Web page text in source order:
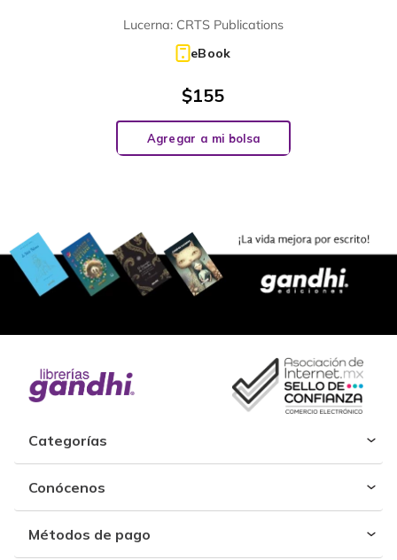
Lucerna: CRTS Publications
eBook
$155
Agregar a mi bolsa
Categorías
Conócenos
Métodos de pago